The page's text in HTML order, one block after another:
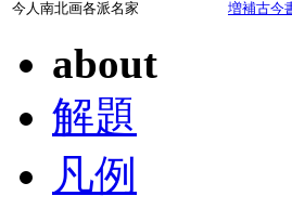
今人南北画各派名家
増補古今
about
解題
凡例